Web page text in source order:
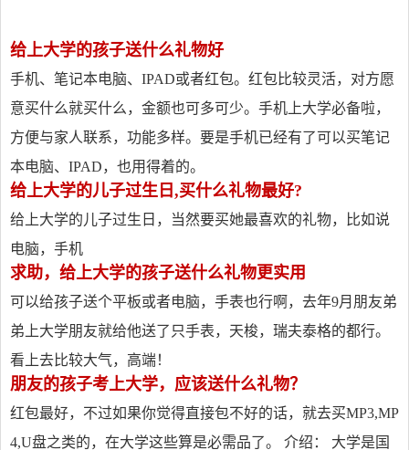
给上大学的孩子送什么礼物好
手机、笔记本电脑、IPAD或者红包。红包比较灵活，对方愿
意买什么就买什么，金额也可多可少。手机上大学必备啦，
方便与家人联系，功能多样。要是手机已经有了可以买笔记
本电脑、IPAD，也用得着的。
给上大学的儿子过生日,买什么礼物最好?
给上大学的儿子过生日，当然要买她最喜欢的礼物，比如说
电脑，手机
求助，给上大学的孩子送什么礼物更实用
可以给孩子送个平板或者电脑，手表也行啊，去年9月朋友弟
弟上大学朋友就给他送了只手表，天梭，瑞夫泰格的都行。
看上去比较大气，高端！
朋友的孩子考上大学，应该送什么礼物？
红包最好，不过如果你觉得直接包不好的话，就去买MP3,MP
4,U盘之类的，在大学这些算是必需品了。 介绍： 大学是国